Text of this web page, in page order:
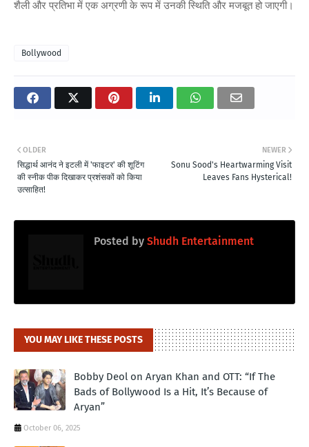
शैली और प्रतिभा में एक अग्रणी के रूप में उनकी स्थिति और मजबूत हो जाएगी।
Bollywood
NEWER
Sonu Sood's Heartwarming Visit
Leaves Fans Hysterical!
OLDER
सिद्धार्थ आनंद ने इटली में 'फाइटर' की शूटिंग
की स्नीक पीक दिखाकर प्रशंसकों को किया
उत्साहित!
Posted by Shudh Entertainment
YOU MAY LIKE THESE POSTS
Bobby Deol on Aryan Khan and OTT: “If The
Bads of Bollywood Is a Hit, It’s Because of
Aryan”
October 06, 2025